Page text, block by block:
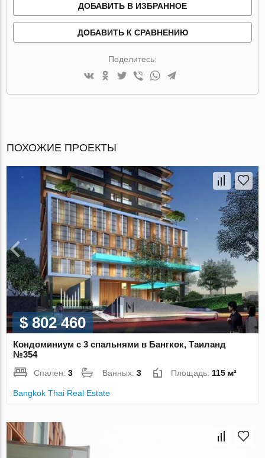
ДОБАВИТЬ В ИЗБРАННОЕ
ДОБАВИТЬ К СРАВНЕНИЮ
Поделитесь:
ПОХОЖИЕ ПРОЕКТЫ
$ 802 460
Кондоминиум с 3 спальнями в Бангкок, Таиланд
№354
Спален:3 Ванных:3 Площадь:115 м²
Bangkok Thai Real Estate